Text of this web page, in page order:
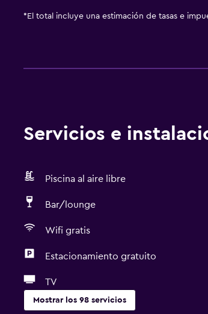
* El total incluye una estimación de tasas e
Servicios e
Piscina al aire libre
Bar/lounge
Wifi gratis
Estacionamiento gratuito
TV
Mostrar los 98 servicios